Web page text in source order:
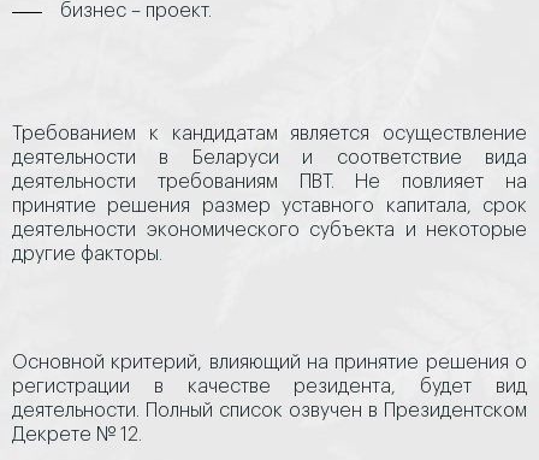
бизнес – проект.
Требованием к кандидатам является осуществление
деятельности в Беларуси и соответствие вида
деятельности требованиям ПВТ. Не повлияет на
принятие решения размер уставного капитала, срок
деятельности экономического субъекта и некоторые
другие факторы.
Основной критерий, влияющий на принятие решения о
регистрации в качестве резидента, будет вид
деятельности. Полный список озвучен в Президентском
Декрете № 12.